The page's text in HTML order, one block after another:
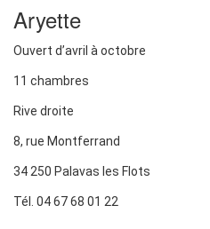
Aryette
Ouvert d’avril à octobre
11 chambres
Rive droite
8, rue Montferrand
34 250 Palavas les Flots
Tél. 04 67 68 01 22